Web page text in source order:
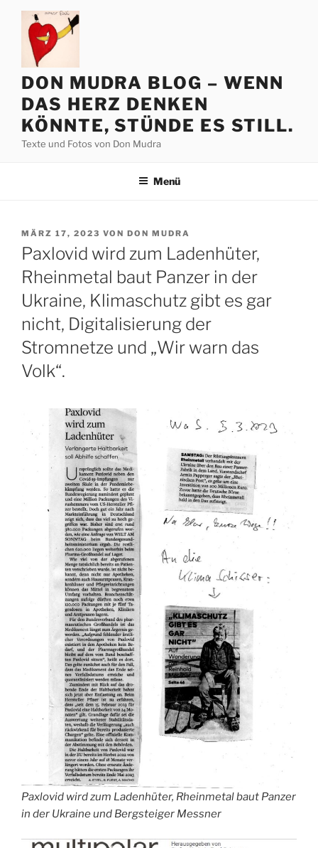
Zum
springen
DON MUDRA BLOG – WENN
DAS HERZ DENKEN
KÖNNTE, STÜNDE ES STILL.
Texte und Fotos von Don Mudra
Menü
VERÖFFENTLICHT
AM
MÄRZ 17, 2023 VON DON MUDRA
Paxlovid wird zum Ladenhüter,
Rheinmetal baut Panzer in der
Ukraine, Klimaschutz gibt es gar
nicht, Digitalisierung der
Stromnetze und „Wir warn das
Volk“.
Paxlovid wird zum Ladenhüter, Rheinmetal baut Panzer
in der Ukraine und Bergsteiger Messner